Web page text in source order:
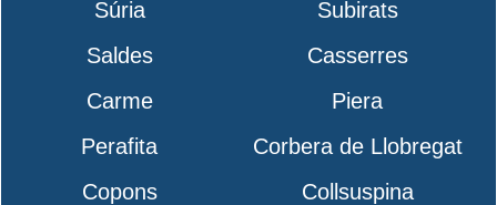
Súria
Subirats
Saldes
Casserres
Carme
Piera
Perafita
Corbera de Llobregat
Copons
Collsuspina